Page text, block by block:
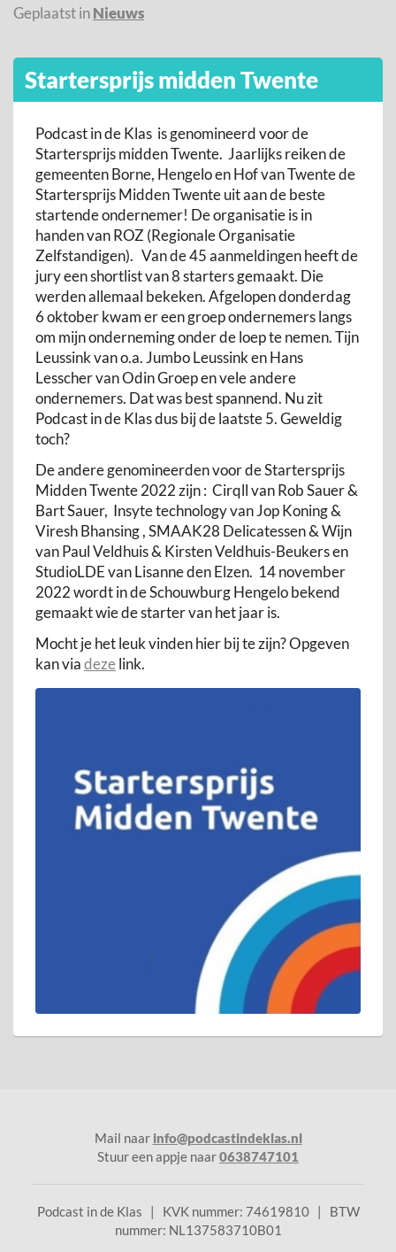
Geplaatst in Nieuws
Startersprijs midden Twente
Podcast in de Klas is genomineerd voor de
Startersprijs midden Twente. Jaarlijks reiken de
gemeenten Borne, Hengelo en Hof van Twente de
Startersprijs Midden Twente uit aan de beste
startende ondernemer! De organisatie is in
handen van ROZ (Regionale Organisatie
Zelfstandigen). Van de 45 aanmeldingen heeft de
jury een shortlist van 8 starters gemaakt. Die
werden allemaal bekeken. Afgelopen donderdag
6 oktober kwam er een groep ondernemers langs
om mijn onderneming onder de loep te nemen. Tijn
Leussink van o.a. Jumbo Leussink en Hans
Lesscher van Odin Groep en vele andere
ondernemers. Dat was best spannend. Nu zit
Podcast in de Klas dus bij de laatste 5. Geweldig
toch?
De andere genomineerden voor de Startersprijs
Midden Twente 2022 zijn : Cirqll van Rob Sauer &
Bart Sauer, Insyte technology van Jop Koning &
Viresh Bhansing , SMAAK28 Delicatessen & Wijn
van Paul Veldhuis & Kirsten Veldhuis-Beukers en
StudioLDE van Lisanne den Elzen. 14 november
2022 wordt in de Schouwburg Hengelo bekend
gemaakt wie de starter van het jaar is.
Mocht je het leuk vinden hier bij te zijn? Opgeven
kan via deze link.
Mail naar info@podcastindeklas.nl
Stuur een appje naar0638747101
Podcast in de Klas | KVK nummer: 74619810 | BTW
nummer: NL137583710B01